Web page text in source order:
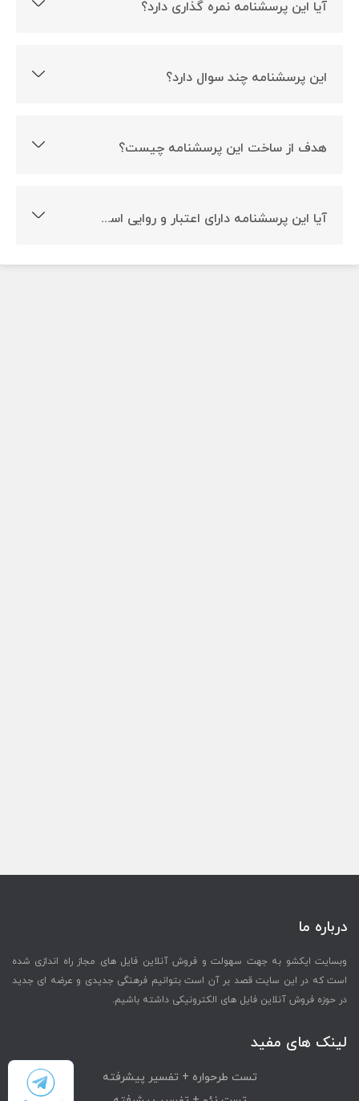
آیا این پرسشنامه نمره گذاری دارد؟
این پرسشنامه چند سوال دارد؟
هدف از ساخت این پرسشنامه چیست؟
آیا این پرسشنامه دارای اعتبار و روایی است؟
درباره ما
وبسایت ایکشو به جهت سهولت و فروش آنلاین فایل های مجاز راه اندازی شده
است که در این سایت قصد بر آن است بتوانیم فرهنگی جدیدی و عرضه ای جدید
در حوزه فروش آنلاین فایل های الکترونیکی داشته باشیم.
لینک های مفید
تست طرحواره + تفسیر پیشرفته